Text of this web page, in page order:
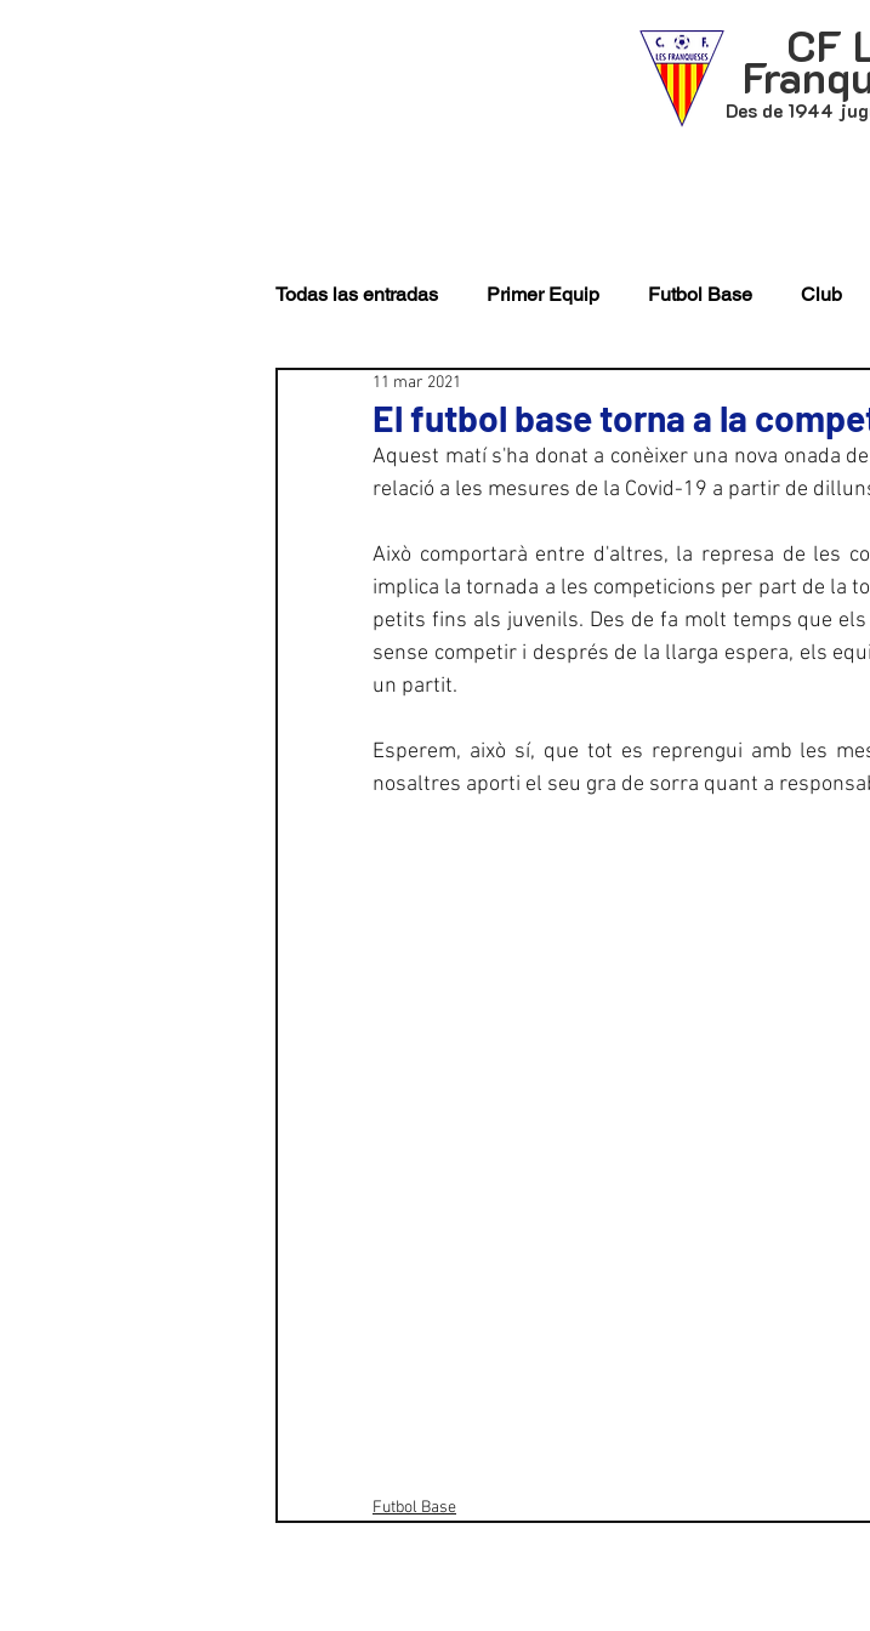
CF
Des de 1944
Todas las entradas Primer Equip Futbol Base Club
El futbol base torna a la
11 mar 2021
Aquest matí s'ha donat a conèixer una nova onada
relació a les mesures de la Covid-19 a partir de
Això comportarà entre d'altres, la represa de les
implica la tornada a les competicions per part de la
petits fins als juvenils. Des de fa molt temps que
sense competir i després de la llarga espera, els
un partit.
Esperem, això sí, que tot es reprengui amb les
nosaltres aporti el seu gra de sorra quant a
Futbol Base